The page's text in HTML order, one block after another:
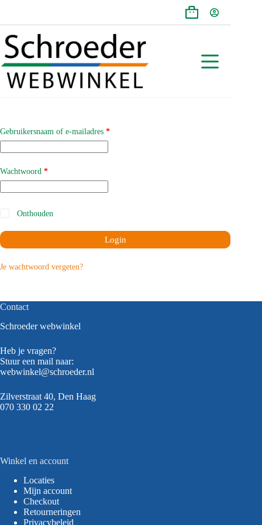
de
inhoud
Winkelwagen
Gebruikersnaam of e-mailadres *Vereist
Wachtwoord *Vereist
Onthouden
Login
Je wachtwoord vergeten?
Contact
Schroeder webwinkel
Heb je vragen?
Stuur een mail naar:
webwinkel@schroeder.nl
Zilverstraat 40, Den Haag
070 330 02 22
Winkel en account
Locaties
Mijn account
Checkout
Retourneringen
Privacybeleid